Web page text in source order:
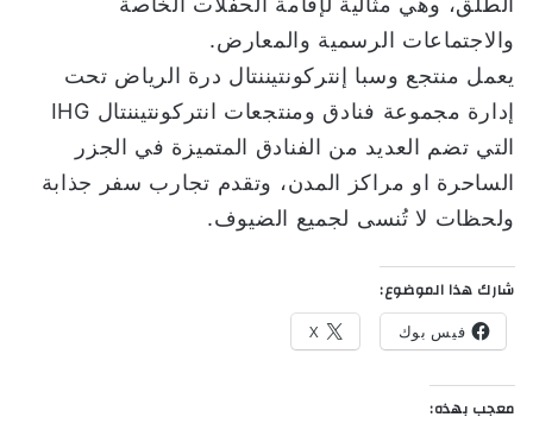
والاجتماعات الرسمية والمعارض.
يعمل منتجع وسبا إنتركونتيننتال درة الرياض تحت
إدارة مجموعة فنادق ومنتجعات انتركونتيننتال IHG
التي تضم العديد من الفنادق المتميزة في الجزر
الساحرة او مراكز المدن، وتقدم تجارب سفر جذابة
ولحظات لا تُنسى لجميع الضيوف.
شارك هذا الموضوع:
فيس بوك X
معجب بهذه: